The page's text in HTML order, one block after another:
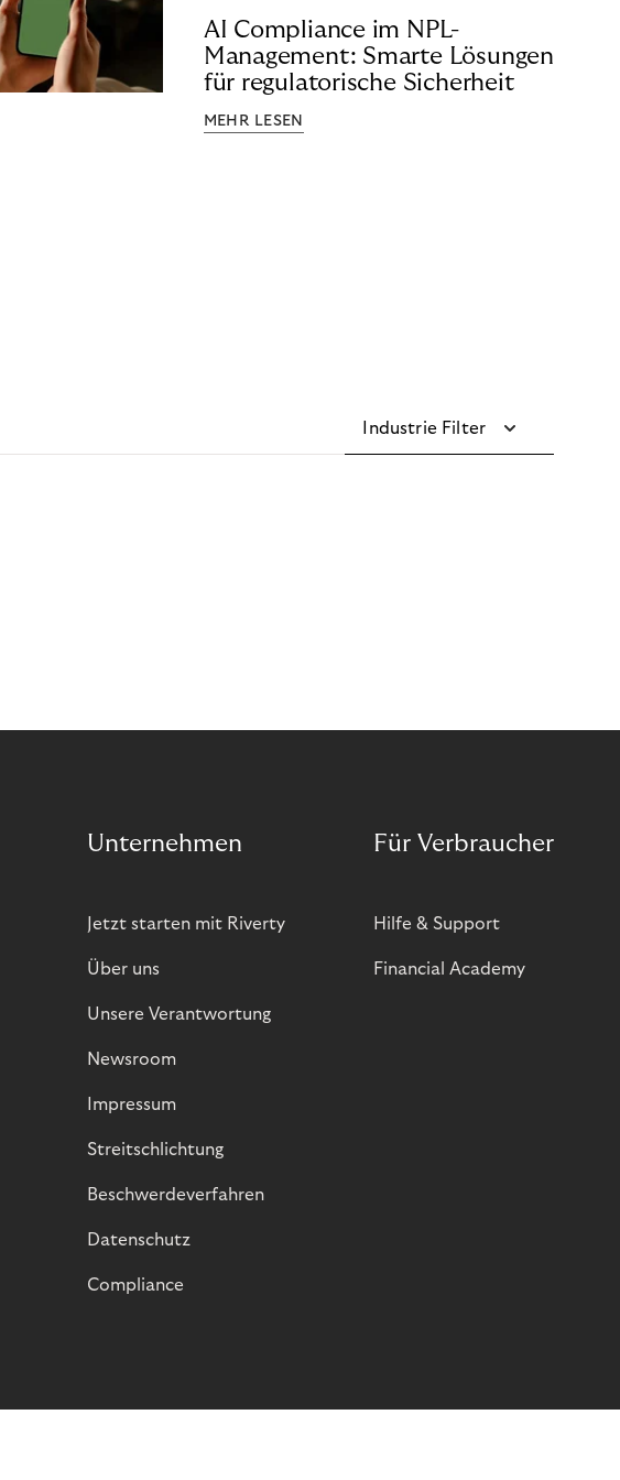
AI Compliance im NPL-
Management: Smarte Lösungen
für regulatorische Sicherheit
MEHR LESEN
Industrie Filter
Unternehmen
Jetzt starten mit Riverty
Über uns
Unsere Verantwortung
Newsroom
Impressum
Streitschlichtung
Beschwerdeverfahren
Datenschutz
Compliance
Für Verbraucher
Hilfe & Support
Financial Academy